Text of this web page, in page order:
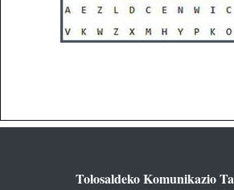
Tolosaldeko Komunikazio